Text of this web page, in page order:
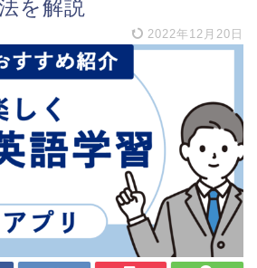
を解説
2022年12月20日